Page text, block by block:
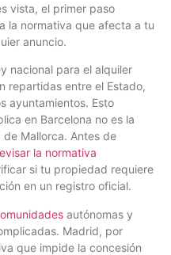
vista, el primer paso
la normativa que afecta a tu
anuncio.
nacional para el alquiler
repartidas entre el Estado,
ayuntamientos. Esto
en Barcelona no es la
de Mallorca. Antes de
la normativa
si tu propiedad requiere
en un registro oficial.
autónomas y
Madrid, por
que impide la concesión